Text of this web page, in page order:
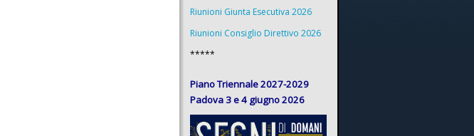
Riunioni Giunta Esecutiva 2026
Riunioni Consiglio Direttivo 2026
*****
Piano Triennale 2027-2029
Padova 3 e 4 giugno 2026